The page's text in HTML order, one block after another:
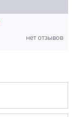
нет отзывов